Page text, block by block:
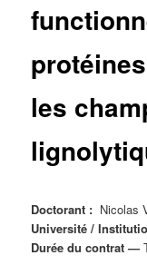
les
Doctorant : Nicolas
Université /
Durée du contrat —